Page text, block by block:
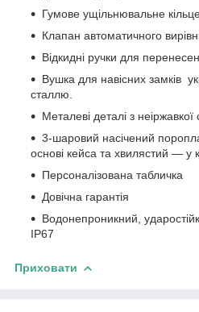
Гумове ущільнювальне
Клапан автоматичного
Відкидні ручки для
Вушка для навісних замків
сталлю.
Металеві деталі з неіржавкої
3-шаровий насічений
основі кейса та хвилястий — у
Персоналізована табличка
Довічна гарантія
Водонепроникний,
IP67
Приховати